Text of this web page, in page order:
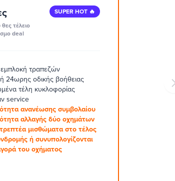
τέλειο
deal
SUPER HOT 🔥
τραπεζών
24ωρης οδικής βοήθειας
τέλη κυκλοφορίας
service
ανανέωσης συμβολαίου
αλλαγής δύο οχημάτων
μισθώματα στο τέλος
ή συνυπολογίζονται
του οχήματος